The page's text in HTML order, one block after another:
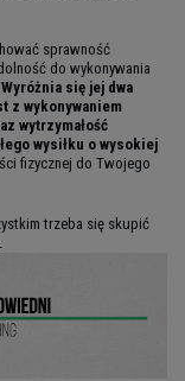
sprawność
do wykonywania
Wyróżnia się jej dwa
z wykonywaniem
wytrzymałość
wysiłku o wysokiej
fizycznej do Twojego
trzeba się skupić